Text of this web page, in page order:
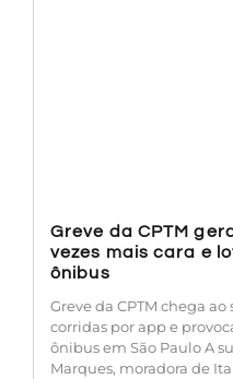
Greve da CPTM
vezes mais cara e
ônibus
Greve da CPTM chega
corridas por app e
ônibus em São Paulo A
Marques, moradora de